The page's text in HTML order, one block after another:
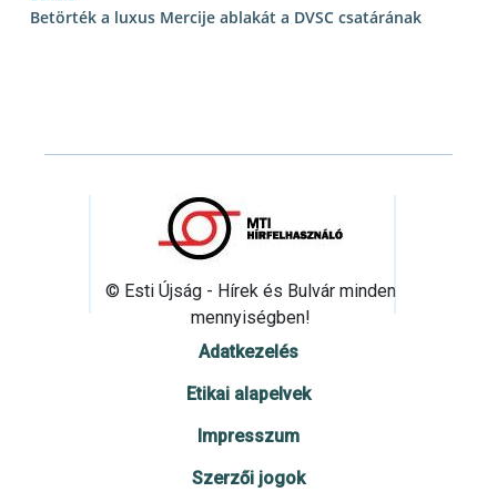
Betörték a luxus Mercije ablakát a DVSC csatárának
© Esti Újság - Hírek és Bulvár minden
mennyiségben!
Adatkezelés
Etikai alapelvek
Impresszum
Szerzői jogok